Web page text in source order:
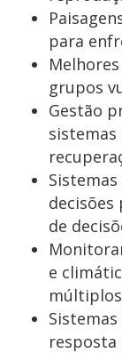
para
grupos
Gestão
decisões
de
e
resposta